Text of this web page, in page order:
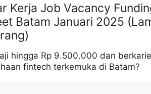
Kerja Job Vacancy
Batam Januari 2025
hingga Rp 9.500.000 dan
fintech terkemuka di Batam?